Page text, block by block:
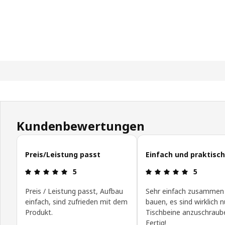
Kundenbewertungen
Kundenbewertungen überspringen
Preis/Leistung passt
Bewertung: 5 von 5 Sterne
5
Preis / Leistung passt, Aufbau
einfach, sind zufrieden mit dem
Produkt.
Einfach und praktisch
5
Sehr einfach
bauen, es sind wirklich
Tischbeine
Fertig!